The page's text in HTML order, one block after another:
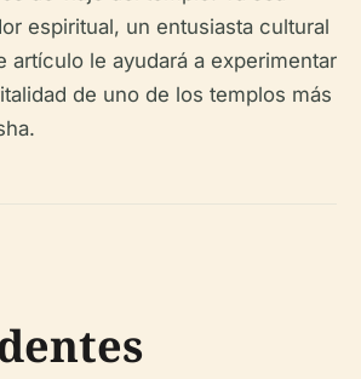
espiritual, un entusiasta cultural
artículo le ayudará a experimentar
de uno de los templos más